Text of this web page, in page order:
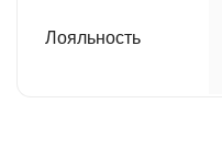
Лояльность